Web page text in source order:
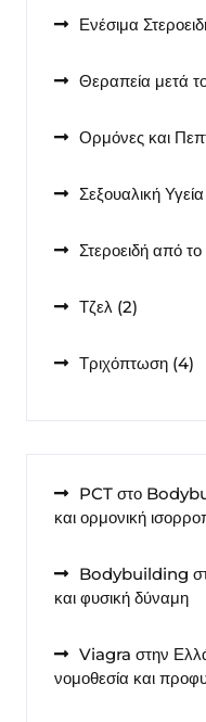
Ενέσιμα
Θεραπεία μετά
Ορμόνες και
Σεξουαλική Υγεία
Στεροειδή από
Τζελ 22
Τριχόπτωση 44
PCT στο
και ορμονική
Bodybuilding
και φυσική δύναμη
Viagra στην
νομοθεσία και